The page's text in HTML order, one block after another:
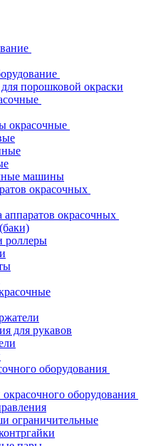
порошковой окраски
окрасочные
машины
окрасочных
аппаратов окрасочных
роллеры
для рукавов
оборудования
окрасочного оборудования
ограничительные